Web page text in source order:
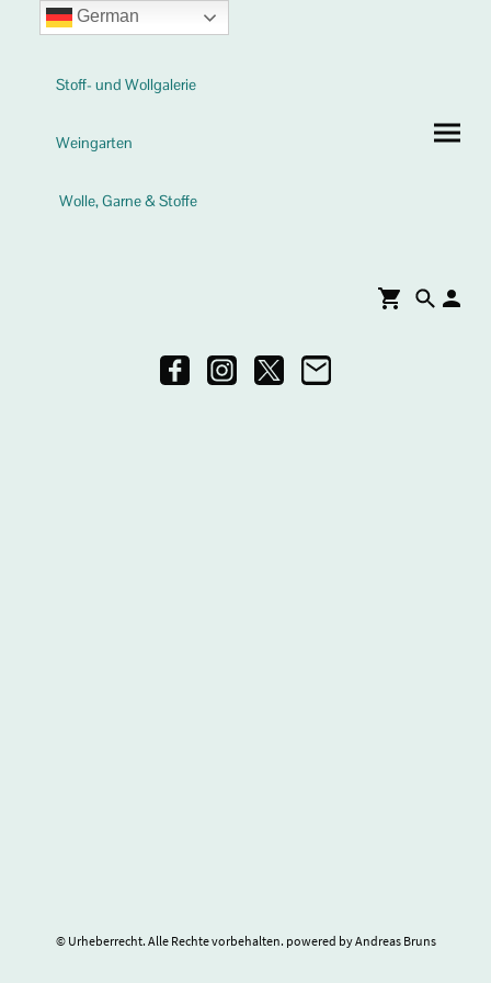
Stoff- und Wollgalerie
Weingarten
Wolle, Garne & Stoffe
© Urheberrecht. Alle Rechte vorbehalten. powered by Andreas Bruns
German